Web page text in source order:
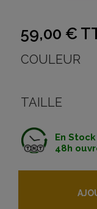
59,00 €
COULEUR
TAILLE
En
48h